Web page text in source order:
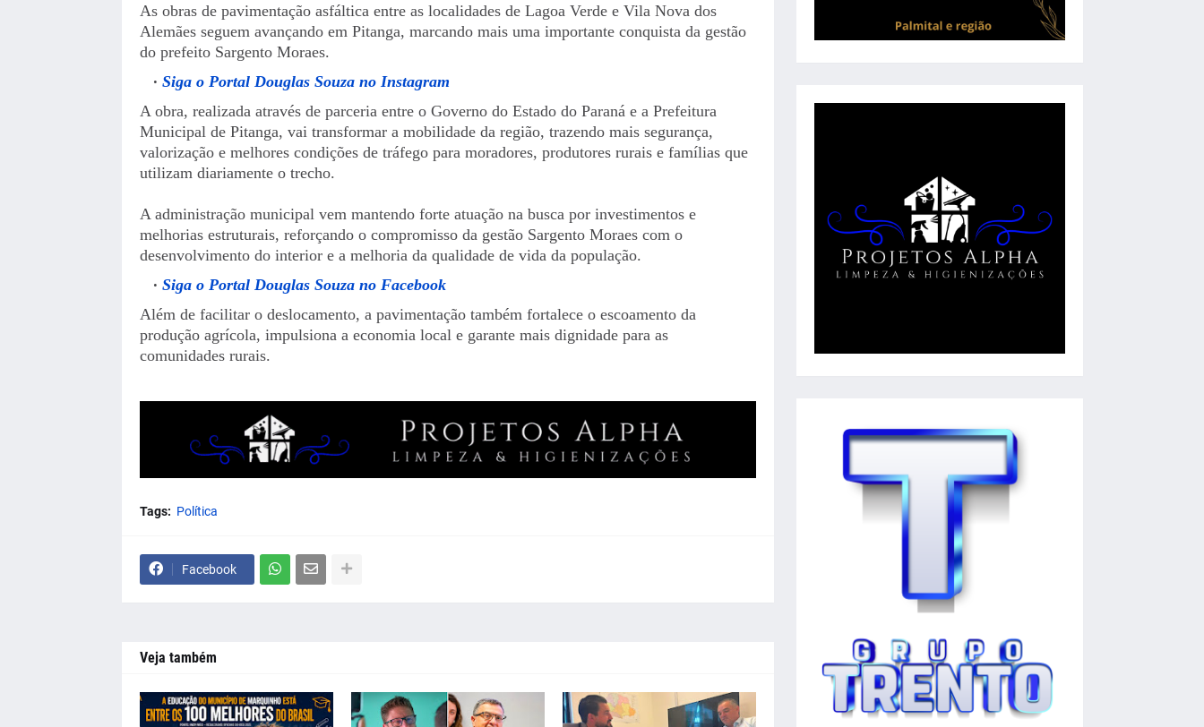
As obras de pavimentação asfáltica entre as localidades de Lagoa Verde e Vila Nova dos
Alemães seguem avançando em Pitanga, marcando mais uma importante conquista da gestão
do prefeito Sargento Moraes.
Siga o Portal Douglas Souza no Instagram
A obra, realizada através de parceria entre o Governo do Estado do Paraná e a Prefeitura
Municipal de Pitanga, vai transformar a mobilidade da região, trazendo mais segurança,
valorização e melhores condições de tráfego para moradores, produtores rurais e famílias que
utilizam diariamente o trecho.
A administração municipal vem mantendo forte atuação na busca por investimentos e
melhorias estruturais, reforçando o compromisso da gestão Sargento Moraes com o
desenvolvimento do interior e a melhoria da qualidade de vida da população.
Siga o Portal Douglas Souza no Facebook
Além de facilitar o deslocamento, a pavimentação também fortalece o escoamento da
produção agrícola, impulsiona a economia local e garante mais dignidade para as
comunidades rurais.
Tags: Política
Facebook
Veja também